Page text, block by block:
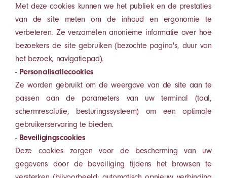
Met deze cookies kunnen we het publiek en de prestaties
van de site meten om de inhoud en ergonomie te
verbeteren. Ze verzamelen anonieme informatie over hoe
bezoekers de site gebruiken (bezochte pagina's, duur van
het bezoek, navigatiepad).
- Personalisatiecookies
Ze worden gebruikt om de weergave van de site aan te
passen aan de parameters van uw terminal (taal,
schermresolutie, besturingssysteem) om een optimale
gebruikerservaring te bieden.
- Beveiligingscookies
Deze cookies zorgen voor de bescherming van uw
gegevens door de beveiliging tijdens het browsen te